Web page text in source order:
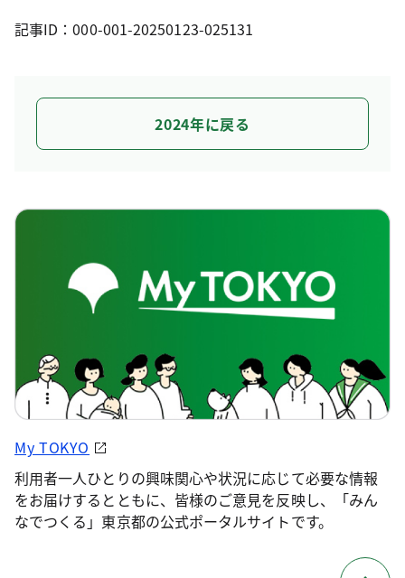
記事ID：000-001-20250123-025131
2024年に戻る
My TOKYO
利用者一人ひとりの興味関心や状況に応じて必要な情報
をお届けするとともに、皆様のご意見を反映し、「みん
なでつくる」東京都の公式ポータルサイトです。